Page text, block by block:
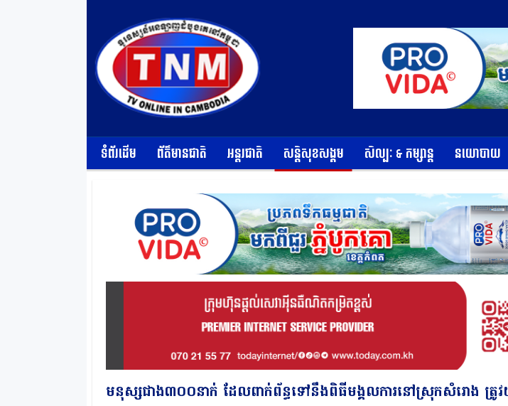
ទំព័រដើម ព័ត៌មានជាតិ អន្តរជាតិ សន្តិសុខសង្គម សិល្បៈ & កម្សាន្ត នយោបាយ
មនុស្សជាង៣០០នាក់ ដែលពាក់ព័ន្ធទៅនឹងពិធីមង្គលការនៅស្រុកសំរោង ត្រូ